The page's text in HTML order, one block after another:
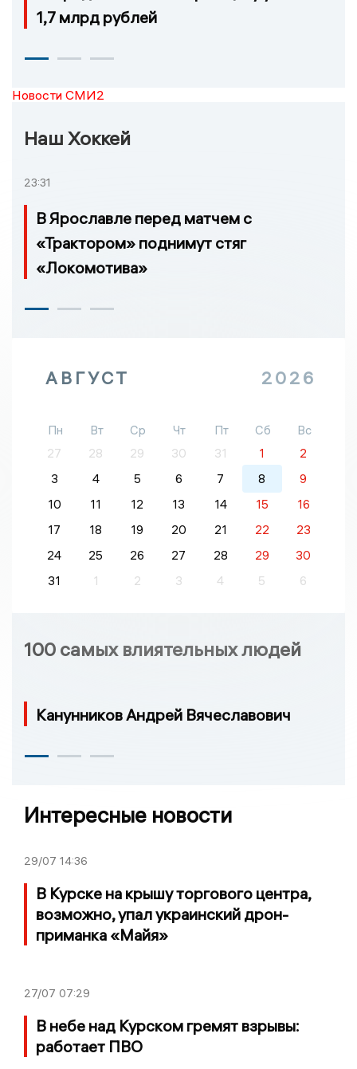
1,7 млрд рублей
Новости СМИ2
Наш Хоккей
23:31
В Ярославле перед матчем с
«Трактором» поднимут стяг
«Локомотива»
АВГУСТ 2026
Пн Вт Ср Чт Пт Сб
Вс
27
28 29 30 31 1
2
3
4 5 6 7 8
9
10
11 12 13 14 15
16
17
18 19 20 21 22
23
24
25 26 27 28 29
30
31
1 2 3 4 5 6
100 самых влиятельных людей
Канунников Андрей Вячеславович
Интересные новости
29/07 14:36
В Курске на крышу торгового центра,
возможно, упал украинский дрон-
приманка «Майя»
27/07 07:29
В небе над Курском гремят взрывы:
работает ПВО